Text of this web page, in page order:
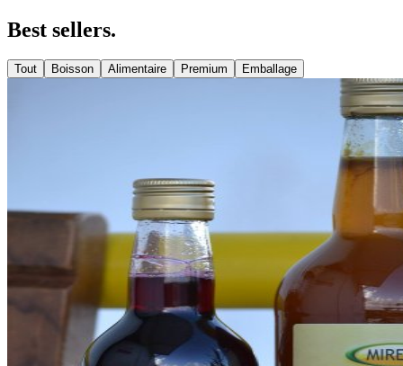
Best sellers.
Tout Boisson Alimentaire Premium Emballage